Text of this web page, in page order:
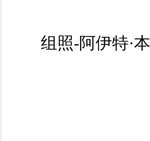
组照-阿伊特·